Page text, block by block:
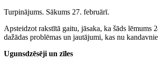
Turpinājums. Sākums 27. februārī.
Apsteidzot rakstītā gaitu, jāsaka, ka šāds lēmums
dažādas problēmas un jautājumi, kas nu
Ugunsdzēsēji un zīles